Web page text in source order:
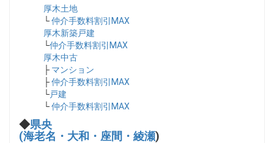
厚木土地
└仲介手数料割引MAX
厚木新築戸建
└仲介手数料割引MAX
厚木中古
├ マンション
├仲介手数料割引MAX
└戸建
└仲介手数料割引MAX
◆県央
(海老名・大和・座間・綾瀬)